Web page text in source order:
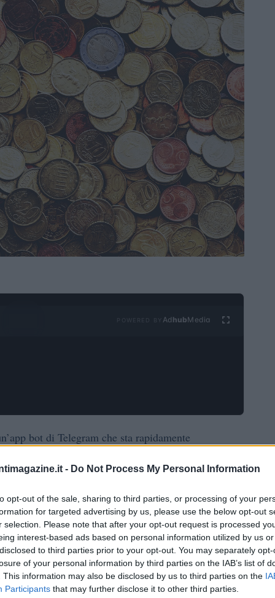
- Do Not Process My Personal Information
opt-out of the sale, sharing to third parties, or processing of your
for targeted advertising by us, please use the below opt-out
selection. Please note that after your opt-out request is processed
interest-based ads based on personal information utilized by us
to third parties prior to your opt-out. You may separately
of your personal information by third parties on the IAB’s list of
This information may also be disclosed by us to third parties on the
Participants that may further disclose it to other third parties.
Ad hubMedia
bot di Telegram che sta rapidamente
In questa applicazione, gli utenti possono
schermo. Partecipare al gioco non richiede
a tutti.
di poter ritirare le monete da Telegram o
Notcoin non è ancora disponibile su nessuna
hanno annunciato un futuro airdrop, ma i dettagli